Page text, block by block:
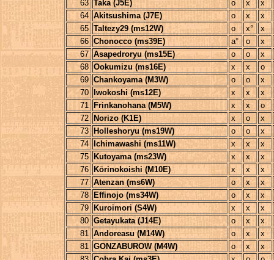
63 Taka (J5E) o x
x
64 Akitsushima (J7E) o x
x
65 Taltezy29 (ms12W) o x°
x
66 Chonocco (ms39E) a° o
x
67 Asapedroryu (ms15E) o o
x
68 Ookumizu (ms16E) x x
o
69 Chankoyama (M3W) o o
x
70
Iwokoshi (ms12E) x x
x
71
Frinkanohana (M5W) x x
o
72
Norizo (K1E) x o
x
73
Holleshoryu (ms19W) o o
x
74 Ichimawashi (ms11W) x x
x
75
Kutoyama (ms23W) x x
x
76
Kōrinokoishi (M10E) x x
x
77 Atenzan (ms6W) o x
x
78
Effinojo (ms34W) o x
x
79
Kuroimori (S4W) x x
x
80 Getayukata (J14E) o x
x
81 Andoreasu (M14W) o x
x
81 GONZABUROW (M4W) o x
x